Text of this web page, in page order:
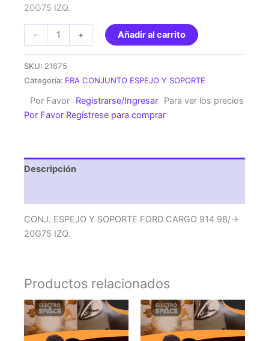
20G75 IZQ.
-
ESPEJO
FORD
CARGO
914
20G75
IZQ.
+ Añadir al carrito
SKU: 21675
Categoría: FRA CONJUNTO ESPEJO Y SOPORTE
Por Favor Registrarse/Ingresar
Para ver los precios
Por Favor Regístrese para comprar
Descripción
CONJ. ESPEJO Y SOPORTE FORD CARGO 914 98/->
20G75 IZQ.
Productos relacionados